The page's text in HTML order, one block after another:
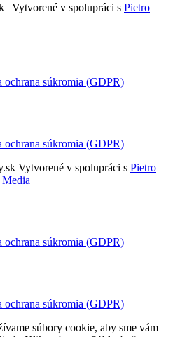
| Vytvorené v spolupráci s Pietro
ochrana súkromia (GDPR)
ochrana súkromia (GDPR)
Vytvorené v spolupráci s Pietro
Media
ochrana súkromia (GDPR)
ochrana súkromia (GDPR)
súbory cookie, aby sme vám